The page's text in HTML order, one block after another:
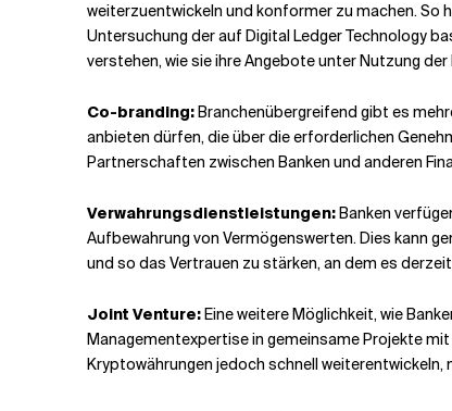
weiterzuentwickeln und konformer zu machen. So
Untersuchung der auf Digital Ledger Technology
verstehen, wie sie ihre Angebote unter Nutzung
Co-branding:Branchenübergreifend gibt es
anbieten dürfen, die über die erforderlichen
Partnerschaften zwischen Banken und anderen
Verwahrungsdienstleistungen:Banken
Aufbewahrung von Vermögenswerten. Dies kann
und so das Vertrauen zu stärken, an dem es
Joint Venture:Eine weitere Möglichkeit, wie
Managementexpertise in gemeinsame Projekte
Kryptowährungen jedoch schnell